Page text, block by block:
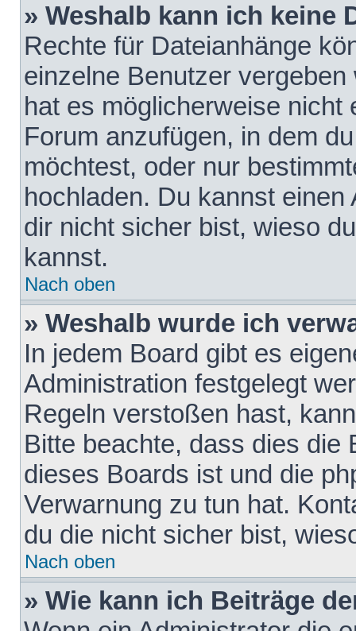
» Weshalb kann ich keine
Rechte für Dateianhänge
einzelne Benutzer
hat es möglicherweise nicht
Forum anzufügen, in dem
möchtest, oder nur
hochladen. Du kannst
dir nicht sicher bist, wieso
kannst.
Nach oben
» Weshalb wurde ich
In jedem Board gibt es
Administration festgelegt
Regeln verstoßen hast,
Bitte beachte, dass dies die
dieses Boards ist und die
Verwarnung zu tun hat.
du die nicht sicher bist,
Nach oben
» Wie kann ich Beiträge